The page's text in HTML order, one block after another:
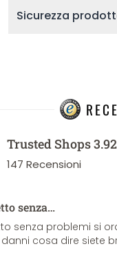
Sicurezza
Trusted Shops3.92
147 Recensioni
senza…
senza problemi si
cosa dire siete